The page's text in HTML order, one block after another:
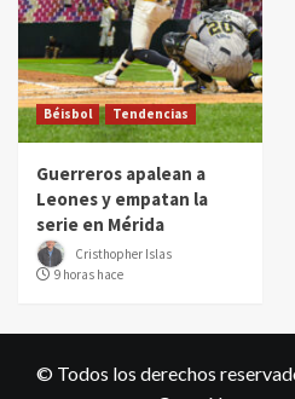
Béisbol Tendencias
Guerreros apalean a
Leones y empatan la
serie en Mérida
Cristhopher Islas
9 horas hace
© Todos los derechos